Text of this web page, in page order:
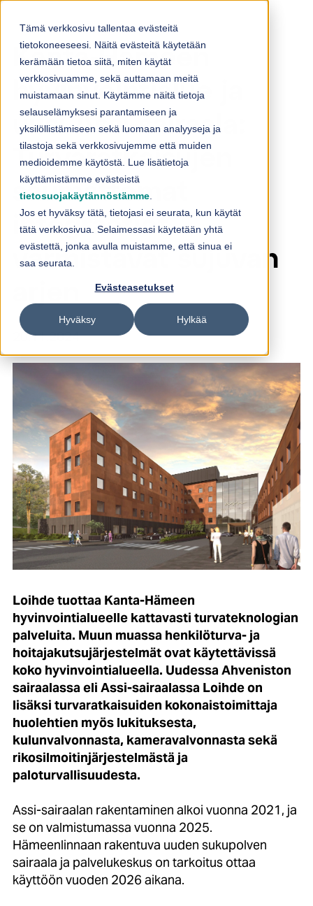
Tämä verkkosivu tallentaa evästeitä
tietokoneeseesi. Näitä evästeitä käytetään
kerämään tietoa siitä, miten käytät
verkkosivuamme, sekä auttamaan meitä
muistamaan sinut. Käytämme näitä tietoja
selauselämyksesi parantamiseen ja
yksilöllistämiseen sekä luomaan analyyseja ja
tilastoja sekä verkkosivujemme että muiden
medioidemme käytöstä. Lue lisätietoja
käyttämistämme evästeistä
tietosuojakäytännöstämme
Jos et hyväksy tätä, tietojasi ei seurata, kun käytät
tätä verkkosivua. Selaimessasi käytetään yhtä
evästettä, jonka avulla muistamme, että sinua ei
saa seurata.
Evästeasetukset
Hyväksy Hylkää
Kanta-Hämeen
hyvinvointialue ja
uusi Assi-sairaala:
Turvaratkaisujen
saumattomat
integraatiot
varmistavat sujuvan
20.11.2024
Loihde tuottaa Kanta-Hämeen
hyvinvointialueelle kattavasti turvateknologian
palveluita. Muun muassa henkilöturva- ja
hoitajakutsujärjestelmätovat käytettävissä
koko hyvinvointialueella. Uudessa Ahveniston
sairaalassa eli Assi-sairaalassa Loihde on
lisäksi turvaratkaisuiden kokonaistoimittaja
huolehtien myös lukituksesta,
kulunvalvonnasta, kameravalvonnasta sekä
rikosilmoitinjärjestelmästä ja
paloturvallisuudesta.
Assi-sairaalan rakentaminen alkoi vuonna 2021, ja
se on valmistumassa vuonna 2025.
Hämeenlinnaan rakentuva uuden sukupolven
sairaala ja palvelukeskus on tarkoitus ottaa
käyttöön vuoden 2026 aikana.